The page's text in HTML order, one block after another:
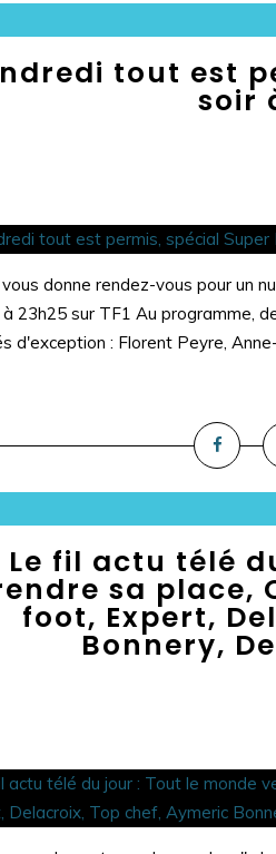
tout est
soir
donne rendez-vous pour un
à 23h25 sur TF1 Au programme,
d'exception : Florent Peyre,
Le fil actu télé
sa place,
foot, Expert,
Bonnery,